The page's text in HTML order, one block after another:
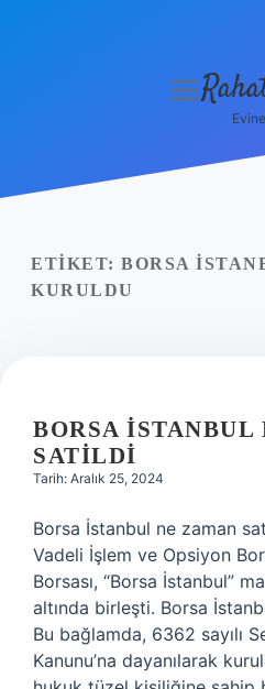
Yasal Uyarı
menüyü
ETIKET: BORSA
KURULDU
BORSA İSTANBUL
SATILDI
Tarih: Aralık 25, 2024
Borsa İstanbul ne zaman
Vadeli İşlem ve Opsiyon
Borsası, “Borsa İstanbul”
altında birleşti. Borsa
Bu bağlamda, 6362 sayılı
Kanunu’na dayanılarak